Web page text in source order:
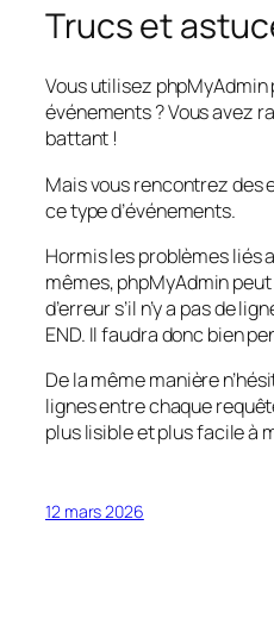
Trucs et
Vous utilisez phpMyAdmin
événements ? Vous avez
battant !
Mais vous rencontrez des
ce type d’événements.
Hormis les problèmes liés
mêmes, phpMyAdmin
d’erreur s’il n’y a pas de
END. Il faudra donc bien
De la même manière
lignes entre chaque
plus lisible et plus facile à
12 mars 2026